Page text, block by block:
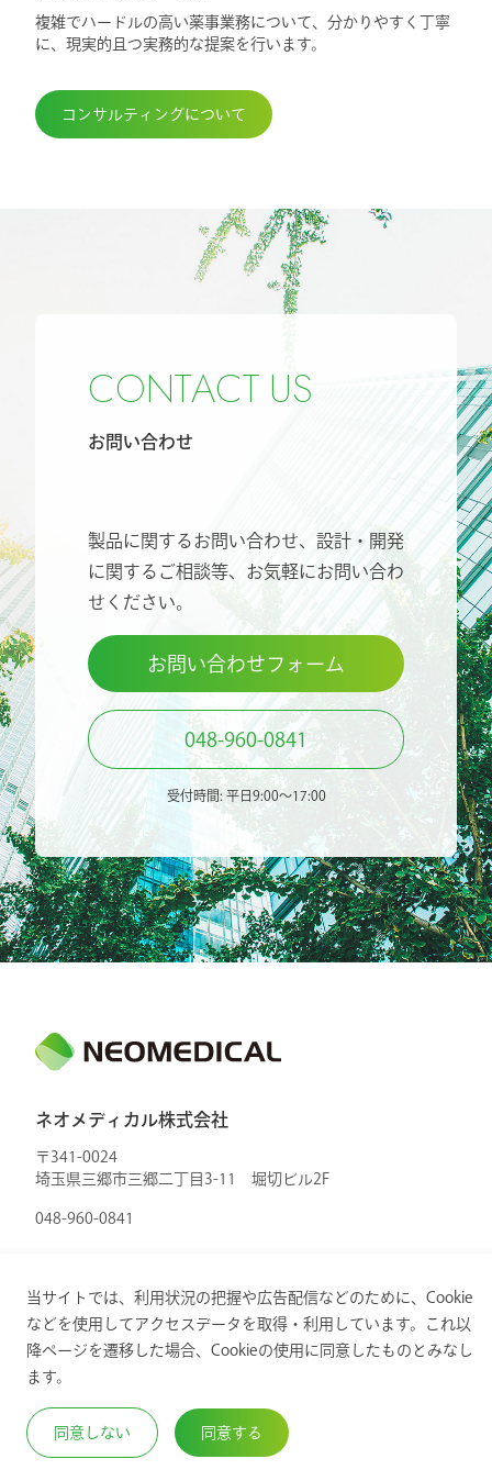
複雑でハードルの高い薬事業務について、分かりやすく丁寧
に、現実的且つ実務的な提案を行います。
コンサルティングについて
CONTACT US
お問い合わせ
製品に関するお問い合わせ、設計・開発
に関するご相談等、 お気軽にお問い合わ
せください。
お問い合わせフォーム
048-960-0841
受付時間: 平日9:00〜17:00
ネオメディカル株式会社
〒341-0024
埼玉県三郷市三郷二丁目3-11 堀切ビル2F
048-960-0841
Copyright © 2024. ネオメディカル株式会社. All Rights
プライバシーポリシー
当サイトでは、利用状況の把握や広告配信などのために、Cookie
などを使用してアクセスデータを取得・利用しています。これ以
降ページを遷移した場合、Cookieの使用に同意したものとみなし
ます。
同意しない 同意する